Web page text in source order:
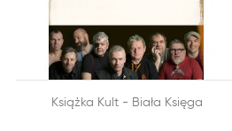
DODAJ DO KOSZYKA
SZYBKI PODGLĄD
Książka Kult - Biała Księga